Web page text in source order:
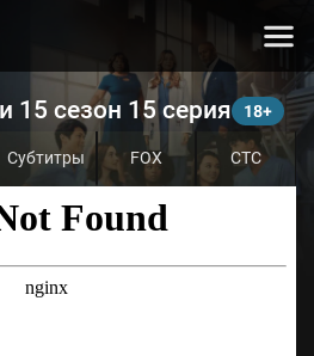
15 сезон 15 серия
Субтитры FOX СТС